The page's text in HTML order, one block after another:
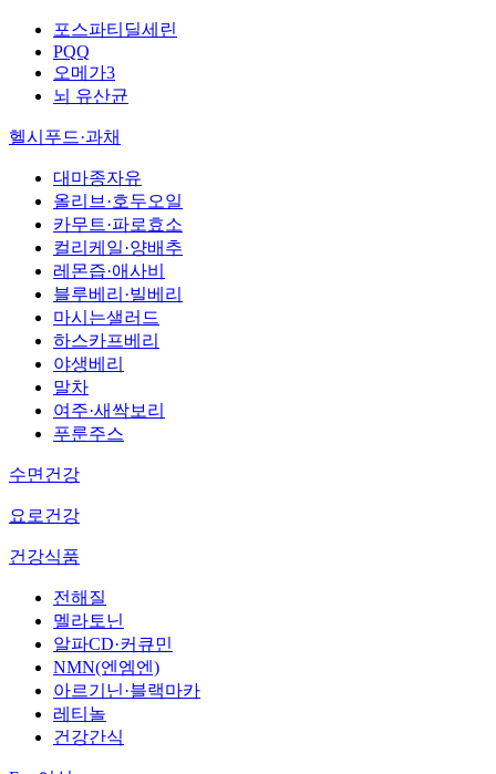
포스파티딜세린
PQQ
오메가3
뇌 유산균
헬시푸드·과채
대마종자유
올리브·호두오일
카무트·파로효소
컬리케일·양배추
레몬즙·애사비
블루베리·빌베리
마시는샐러드
하스카프베리
야생베리
말차
여주·새싹보리
푸룬주스
수면건강
요로건강
건강식품
전해질
멜라토닌
알파CD·커큐민
NMN(엔엠엔)
아르기닌·블랙마카
레티놀
건강간식